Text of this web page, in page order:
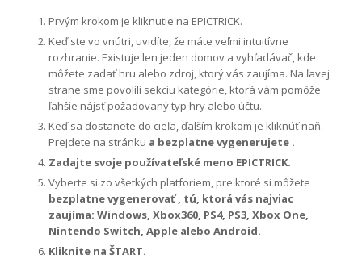
Prvým krokom je kliknutie na EPICTRICK.
Keď ste vo vnútri, uvidíte, že máte veľmi intuitívne
rozhranie. Existuje len jeden domov a vyhľadávač, kde
môžete zadať hru alebo zdroj, ktorý vás zaujíma. Na ľavej
strane sme povolili sekciu kategórie, ktorá vám pomôže
ľahšie nájsť požadovaný typ hry alebo účtu.
Keď sa dostanete do cieľa, ďalším krokom je kliknúť naň.
Prejdete na stránku a bezplatne vygenerujete .
Zadajte svoje používateľské meno EPICTRICK.
Vyberte si zo všetkých platforiem, pre ktoré si môžete
bezplatne vygenerovať , tú, ktorá vás najviac
zaujíma: Windows, Xbox360, PS4, PS3, Xbox One,
Nintendo Switch, Apple alebo Android.
Kliknite na ŠTART.